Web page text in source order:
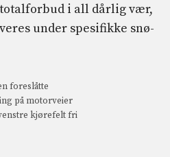
i all dårlig vær,
under spesifikke snø-
foreslåtte
på motorveier
kjørefelt fri